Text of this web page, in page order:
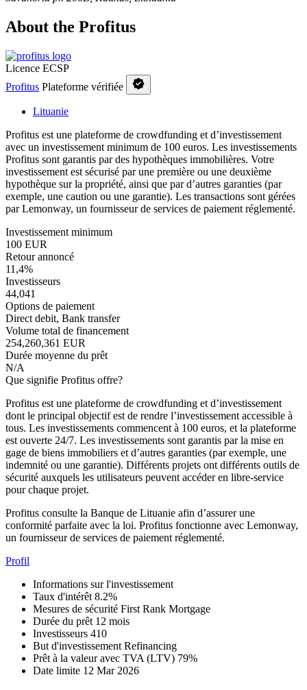
About the Profitus
Licence ECSP
Profitus Plateforme vérifiée
Lituanie
Profitus est une plateforme de crowdfunding et d’investissement
avec un investissement minimum de 100 euros. Les investissements
Profitus sont garantis par des hypothèques immobilières. Votre
investissement est sécurisé par une première ou une deuxième
hypothèque sur la propriété, ainsi que par d’autres garanties (par
exemple, une caution ou une garantie). Les transactions sont gérées
par Lemonway, un fournisseur de services de paiement réglementé.
Investissement minimum
100 EUR
Retour annoncé
11,4%
Investisseurs
44,041
Options de paiement
Direct debit, Bank transfer
Volume total de financement
254,260,361 EUR
Durée moyenne du prêt
N/A
Que signifie Profitus offre?
Profitus est une plateforme de crowdfunding et d’investissement
dont le principal objectif est de rendre l’investissement accessible à
tous. Les investissements commencent à 100 euros, et la plateforme
est ouverte 24/7. Les investissements sont garantis par la mise en
gage de biens immobiliers et d’autres garanties (par exemple, une
indemnité ou une garantie). Différents projets ont différents outils de
sécurité auxquels les utilisateurs peuvent accéder en libre-service
pour chaque projet.
Profitus consulte la Banque de Lituanie afin d’assurer une
conformité parfaite avec la loi. Profitus fonctionne avec Lemonway,
un fournisseur de services de paiement réglementé.
Profil
Informations sur l'investissement
Taux d'intérêt 8.2%
Mesures de sécurité First Rank Mortgage
Durée du prêt 12 mois
Investisseurs 410
But d'investissement Refinancing
Prêt à la valeur avec TVA (LTV) 79%
Date limite 12 Mar 2026